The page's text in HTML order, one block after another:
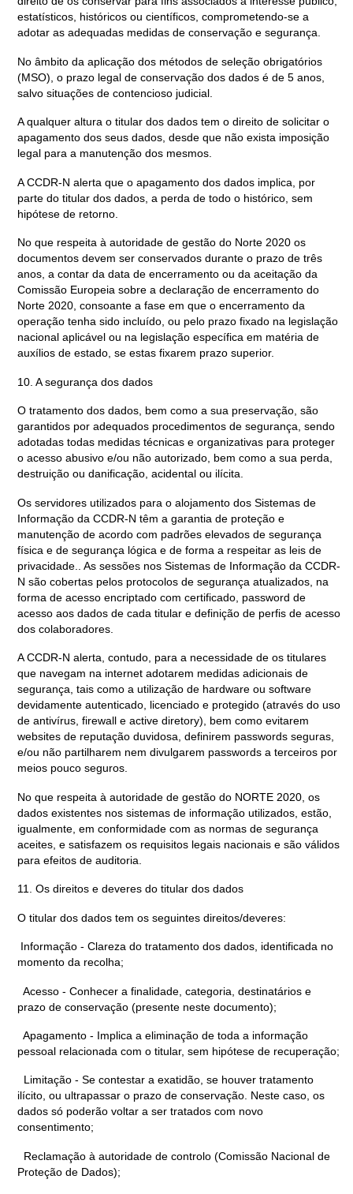
estatísticos, históricos ou científicos, comprometendo-se a
adotar as adequadas medidas de conservação e segurança.
No âmbito da aplicação dos métodos de seleção obrigatórios
(MSO), o prazo legal de conservação dos dados é de 5 anos,
salvo situações de contencioso judicial.
A qualquer altura o titular dos dados tem o direito de solicitar o
apagamento dos seus dados, desde que não exista imposição
legal para a manutenção dos mesmos.
A CCDR-N alerta que o apagamento dos dados implica, por
parte do titular dos dados, a perda de todo o histórico, sem
hipótese de retorno.
No que respeita à autoridade de gestão do Norte 2020 os
documentos devem ser conservados durante o prazo de três
anos, a contar da data de encerramento ou da aceitação da
Comissão Europeia sobre a declaração de encerramento do
Norte 2020, consoante a fase em que o encerramento da
operação tenha sido incluído, ou pelo prazo fixado na legislação
nacional aplicável ou na legislação específica em matéria de
auxílios de estado, se estas fixarem prazo superior.
10. A segurança dos dados
O tratamento dos dados, bem como a sua preservação, são
garantidos por adequados procedimentos de segurança, sendo
adotadas todas medidas técnicas e organizativas para proteger
o acesso abusivo e/ou não autorizado, bem como a sua perda,
destruição ou danificação, acidental ou ilícita.
Os servidores utilizados para o alojamento dos Sistemas de
Informação da CCDR-N têm a garantia de proteção e
manutenção de acordo com padrões elevados de segurança
física e de segurança lógica e de forma a respeitar as leis de
privacidade.. As sessões nos Sistemas de Informação da CCDR-
N são cobertas pelos protocolos de segurança atualizados, na
forma de acesso encriptado com certificado, password de
acesso aos dados de cada titular e definição de perfis de acesso
dos colaboradores.
A CCDR-N alerta, contudo, para a necessidade de os titulares
que navegam na internet adotarem medidas adicionais de
segurança, tais como a utilização de hardware ou software
devidamente autenticado, licenciado e protegido (através do uso
de antivírus, firewall e active diretory), bem como evitarem
websites de reputação duvidosa, definirem passwords seguras,
e/ou não partilharem nem divulgarem passwords a terceiros por
meios pouco seguros.
No que respeita à autoridade de gestão do NORTE 2020, os
dados existentes nos sistemas de informação utilizados, estão,
igualmente, em conformidade com as normas de segurança
aceites, e satisfazem os requisitos legais nacionais e são válidos
para efeitos de auditoria.
11. Os direitos e deveres do titular dos dados
O titular dos dados tem os seguintes direitos/deveres:
Informação - Clareza do tratamento dos dados, identificada no
momento da recolha;
Acesso - Conhecer a finalidade, categoria, destinatários e
prazo de conservação (presente neste documento);
Apagamento - Implica a eliminação de toda a informação
pessoal relacionada com o titular, sem hipótese de recuperação;
Limitação - Se contestar a exatidão, se houver tratamento
ilícito, ou ultrapassar o prazo de conservação. Neste caso, os
dados só poderão voltar a ser tratados com novo
consentimento;
Reclamação à autoridade de controlo (Comissão Nacional de
Proteção de Dados);